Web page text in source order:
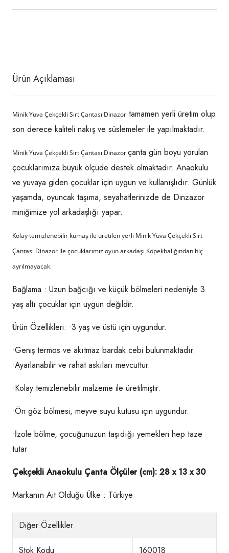
Ürün Açıklaması
Minik Yuva Çekçekli Sırt Çantası Dinazor tamamen yerli üretim olup
son derece kaliteli nakış ve süslemeler ile yapılmaktadır.
Minik Yuva Çekçekli Sırt Çantası Dinazorçanta gün boyu yorulan
çocuklarımıza büyük ölçüde destek olmaktadır. Anaokulu
ve yuvaya giden çocuklar için uygun ve kullanışlıdır. Günlük
yaşamda, oyuncak taşıma, seyahatlerinizde de Dinzazor
miniğimize yol arkadaşlığı yapar.
Kolay temizlenebilir kumaş ile üretilen yerli Minik Yuva Çekçekli Sırt
Çantası Dinazor ile çocuklarımız oyun arkadaşı Köpekbalığından hiç
ayrılmayacak.
Bağlama : Uzun bağcığı ve küçük bölmeleri nedeniyle 3
yaş altı çocuklar için uygun değildir.
Ürün Özellikleri: •3 yaş ve üstü için uygundur.
•Geniş termos ve akıtmaz bardak cebi bulunmaktadır.
•Ayarlanabilir ve rahat askıları mevcuttur.
•Kolay temizlenebilir malzeme ile üretilmiştir.
•Ön göz bölmesi, meyve suyu kutusu için uygundur.
•İzole bölme, çocuğunuzun taşıdığı yemekleri hep taze
tutar
Çekçekli Anaokulu Çanta Ölçüler (cm): 28 x 13 x 30
Markanın Ait Olduğu Ülke : Türkiye
Diğer Özellikler
Stok Kodu 160018